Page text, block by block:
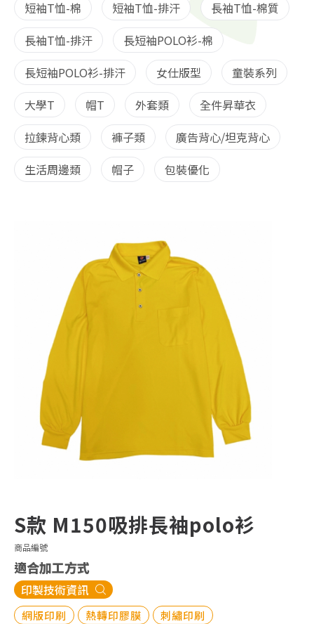
短袖T恤-棉
短袖T恤-排汗
長袖T恤-棉質
長袖T恤-排汗
長短袖POLO衫-棉
長短袖POLO衫-排汗
女仕版型
童裝系列
大學T
帽T 外套類
全件昇華衣
拉鍊背心類
褲子類
廣告背心/坦克背心
生活周邊類
帽子 包裝優化
S款 M150吸排長袖polo衫
商品編號
適合加工方式
印製技術資訊
網版印刷 熱轉印膠膜 刺繡印刷